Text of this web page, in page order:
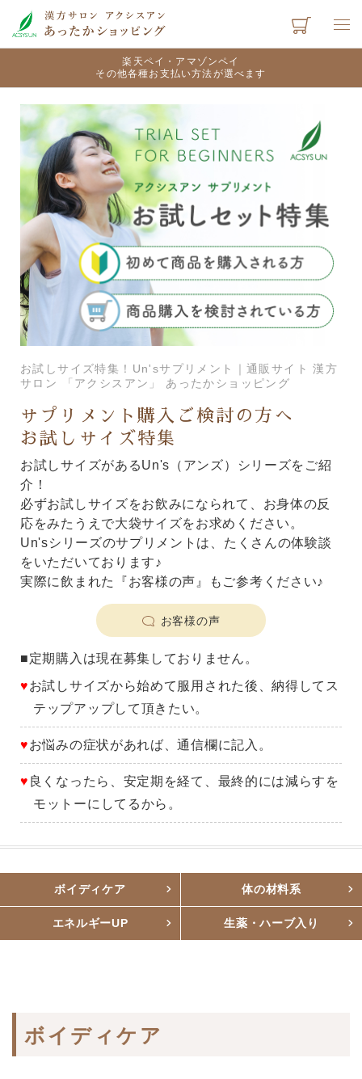
楽天ペイ・アマゾンペイ
その他各種お支払い方法が選べます
お試しサイズ特集！Un'sサプリメント｜通販サイト 漢方
サロン 「アクシスアン」 あったかショッピング
サプリメント購入ご検討の方へ
お試しサイズ特集
お試しサイズがあるUn's（アンズ）シリーズをご紹
介！
必ずお試しサイズをお飲みになられて、お身体の反
応をみたうえで大袋サイズをお求めください。
Un'sシリーズのサプリメントは、たくさんの体験談
をいただいております♪
実際に飲まれた『お客様の声』もご参考ください♪
お客様の声
■定期購入は現在募集しておりません。
♥お試しサイズから始めて服用された後、納得してス
テップアップして頂きたい。
♥お悩みの症状があれば、通信欄に記入。
♥ 良くなったら、安定期を経て、最終的には減らすを
モットーにしてるから。
ボイディケア 体の材料系
エネルギーUP 生薬・ハーブ入り
ボイディケア